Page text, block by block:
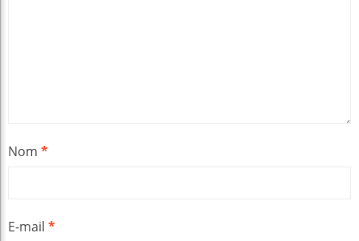
Nom *
E-mail *